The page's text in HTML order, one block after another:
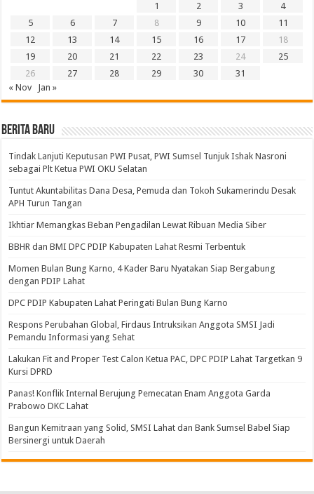
1
2 3
4
5
6 7 8 9 10
11
12
13 14 15 16 17
18
19
20 21 22 23 24
25
26
27 28 29 30
31
« Nov
Jan »
BERITA BARU
Tindak Lanjuti Keputusan PWI Pusat, PWI Sumsel Tunjuk Ishak Nasroni
sebagai Plt Ketua PWI OKU Selatan
Tuntut Akuntabilitas Dana Desa, Pemuda dan Tokoh Sukamerindu Desak
APH Turun Tangan
Ikhtiar Memangkas Beban Pengadilan Lewat Ribuan Media Siber
BBHR dan BMI DPC PDIP Kabupaten Lahat Resmi Terbentuk
Momen Bulan Bung Karno, 4 Kader Baru Nyatakan Siap Bergabung
dengan PDIP Lahat
DPC PDIP Kabupaten Lahat Peringati Bulan Bung Karno
Respons Perubahan Global, Firdaus Intruksikan Anggota SMSI Jadi
Pemandu Informasi yang Sehat
Lakukan Fit and Proper Test Calon Ketua PAC, DPC PDIP Lahat Targetkan 9
Kursi DPRD
Panas! Konflik Internal Berujung Pemecatan Enam Anggota Garda
Prabowo DKC Lahat
Bangun Kemitraan yang Solid, SMSI Lahat dan Bank Sumsel Babel Siap
Bersinergi untuk Daerah